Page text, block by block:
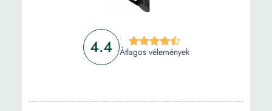
4.4 Átlagos vélemények